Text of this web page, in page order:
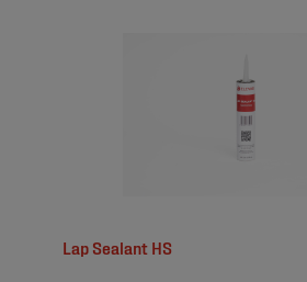
Lap Sealant HS